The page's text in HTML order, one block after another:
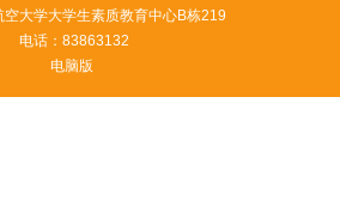
空大学大学生素质教育中心B栋219
电话：83863132
电脑版